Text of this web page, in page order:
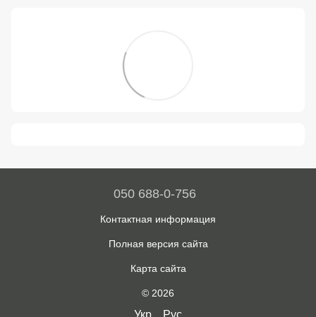
050 688-0-756
Контактная информация
Полная версия сайта
Карта сайта
© 2026
Укр Рус